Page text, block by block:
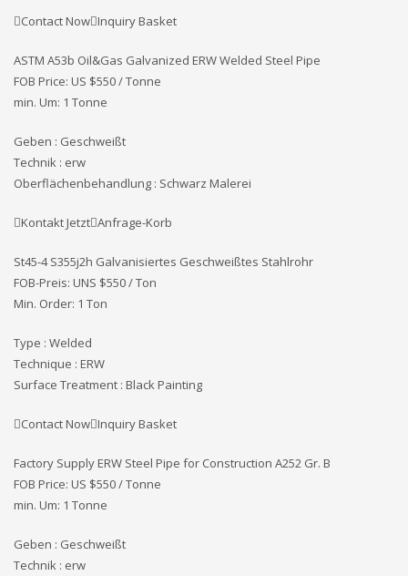
Contact NowInquiry Basket
ASTM A53b Oil&Gas Galvanized ERW Welded Steel Pipe
FOB Price: US $550 / Tonne
min. Um: 1 Tonne
Geben : Geschweißt
Technik : erw
Oberflächenbehandlung : Schwarz Malerei
Kontakt JetztAnfrage-Korb
St45-4 S355j2h Galvanisiertes Geschweißtes Stahlrohr
FOB-Preis: UNS $550 / Ton
Min. Order: 1 Ton
Type : Welded
Technique : ERW
Surface Treatment : Black Painting
Contact NowInquiry Basket
Factory Supply ERW Steel Pipe for Construction A252 Gr. B
FOB Price: US $550 / Tonne
min. Um: 1 Tonne
Geben : Geschweißt
Technik : erw